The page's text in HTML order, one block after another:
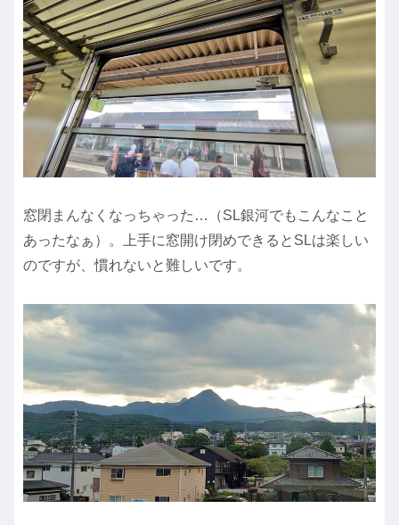
窓閉まんなくなっちゃった…（SL銀河でもこんなこと
あったなぁ）。上手に窓開け閉めできるとSLは楽しい
のですが、慣れないと難しいです。